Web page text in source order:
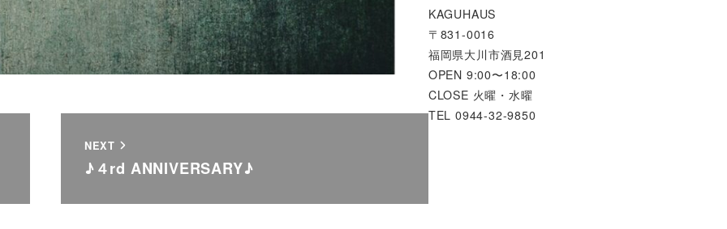
NEXT
♪４rd ANNIVERSARY♪
KAGUHAUS
〒831-0016
福岡県大川市酒見201
OPEN 9:00〜18:00
CLOSE 火曜・水曜
TEL 0944-32-9850